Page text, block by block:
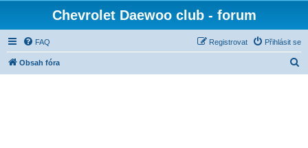
Chevrolet Daewoo club - forum
FAQ Přihlásit se
Registrovat
Obsah fóra